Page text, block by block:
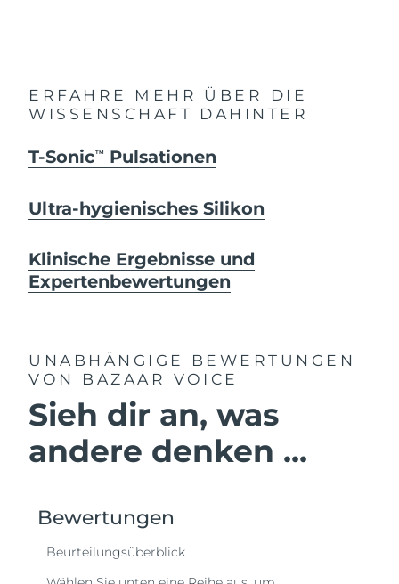
ERFAHRE MEHR ÜBER DIE
WISSENSCHAFT DAHINTER
T-SonicTM Pulsationen
Ultra-hygienisches Silikon
Klinische Ergebnisse und
Expertenbewertungen
UNABHÄNGIGE BEWERTUNGEN
VON BAZAAR VOICE
Sieh dir an, was
andere denken ...